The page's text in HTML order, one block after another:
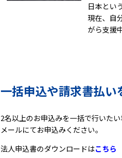
日本とい
現在、自
がら支援
一括申込や請求書払い
2名以上のお申込みを一括で行いた
メールにてお申込みください。
法人申込書のダウンロードはこちら